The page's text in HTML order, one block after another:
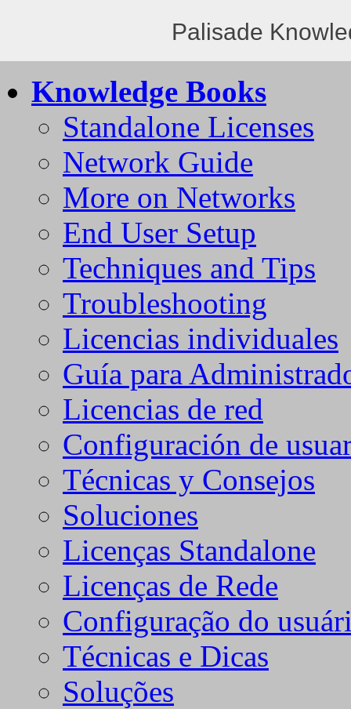
Palisade
Knowledge Books
Standalone Licenses
Network Guide
More on Networks
End User Setup
Techniques and Tips
Troubleshooting
Licencias individuales
Guía para
Licencias de red
Configuración de
Técnicas y Consejos
Soluciones
Licenças Standalone
Licenças de Rede
Configuração do
Técnicas e Dicas
Soluções